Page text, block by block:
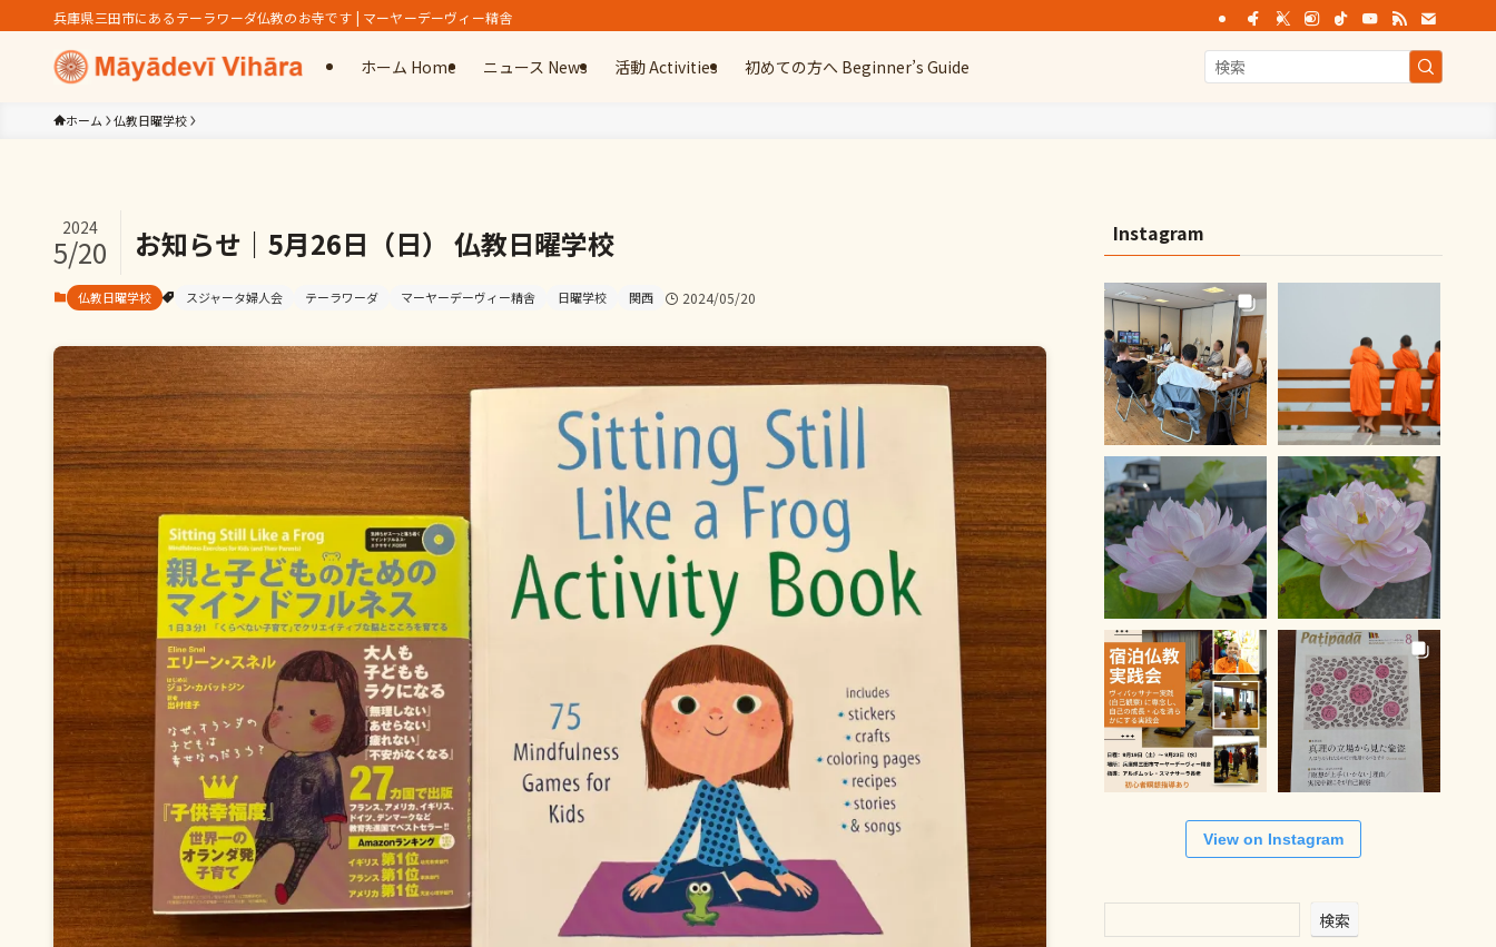
兵庫県三田市にあるテーラワーダ仏教のお寺です | マーヤーデーヴィー精舎
ホーム Home ニュース News 活動 Activities 初めての方へ Beginner’s Guide
ホーム 仏教日曜学校
お知らせ｜5月26日（日） 仏教日曜学校
2024
5/20
仏教日曜学校 スジャータ婦人会 テーラワーダ マーヤーデーヴィー精舎 日曜学校 関西 2024/05/20
Instagram
View on Instagram
検索